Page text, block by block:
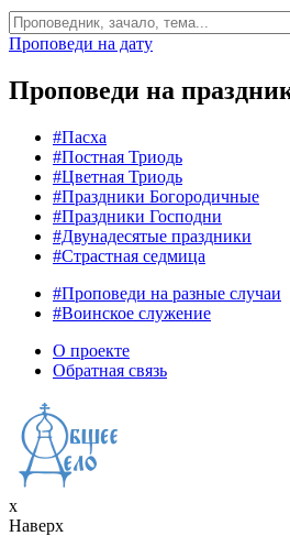
Проповеди на дату
Проповеди на
#Пасха
#Постная Триодь
#Цветная Триодь
#Праздники Богородичные
#Праздники Господни
#Двунадесятые праздники
#Страстная седмица
#Проповеди на разные случаи
#Воинское служение
О проекте
Обратная связь
x
Наверх